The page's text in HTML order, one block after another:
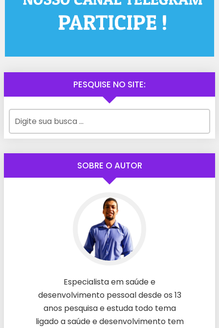
PESQUISE NO SITE:
SOBRE O AUTOR
Especialista em saúde e
desenvolvimento pessoal desde os 13
anos pesquisa e estuda todo tema
ligado a saúde e desenvolvimento tem